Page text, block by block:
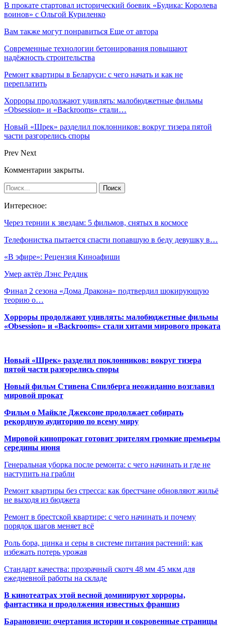
В прокате стартовал исторический боевик «Будика: Королева
воинов» с Ольгой Куриленко
Вам также могут понравиться Еще от автора
Современные технологии бетонирования повышают
надёжность строительства
Ремонт квартиры в Беларуси: с чего начать и как не
переплатить
Хорроры продолжают удивлять: малобюджетные фильмы
«Obsession» и «Backrooms» стали…
Новый «Шрек» разделил поклонников: вокруг тизера пятой
части разгорелись споры
Prev Next
Комментарии закрыты.
Интересное:
Через тернии к звездам: 5 фильмов, снятых в космосе
Телефонистка пытается спасти попавшую в беду девушку в…
«В эфире»: Рецензия Киноафиши
Умер актёр Лэнс Реддик
Финал 2 сезона «Дома Дракона» подтвердил шокирующую
теорию о…
Хорроры продолжают удивлять: малобюджетные фильмы
«Obsession» и «Backrooms» стали хитами мирового проката
Новый «Шрек» разделил поклонников: вокруг тизера
пятой части разгорелись споры
Новый фильм Стивена Спилберга неожиданно возглавил
мировой прокат
Фильм о Майкле Джексоне продолжает собирать
рекордную аудиторию по всему миру
Мировой кинопрокат готовит зрителям громкие премьеры
середины июня
Генеральная уборка после ремонта: с чего начинать и где не
наступить на грабли
Ремонт квартиры без стресса: как брестчане обновляют жильё
не выходя из бюджета
Ремонт в брестской квартире: с чего начинать и почему
порядок шагов меняет всё
Роль бора, цинка и серы в системе питания растений: как
избежать потерь урожая
Стандарт качества: прозрачный скотч 48 мм 45 мкм для
ежедневной работы на складе
В кинотеатрах этой весной доминируют хорроры,
фантастика и продолжения известных франшиз
Барановичи: очертания истории и сокровенные страницы